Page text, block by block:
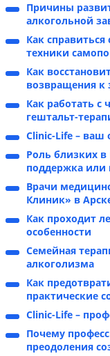
Причины
алкогольной
Как
техники
Как
возвращения к
Как работать с
гештальт-
Clinic-Life – ваш
Роль близких в
поддержка или
Врачи
Клиник» в
Как проходит
особенности
Семейная
алкоголизма
Как
практические
Clinic-Life –
Почему
преодоления